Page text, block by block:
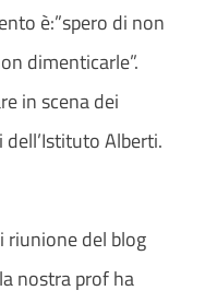
è:”spero di non
dimenticarle”.
in scena dei
Alberti.
riunione del blog
nostra prof ha